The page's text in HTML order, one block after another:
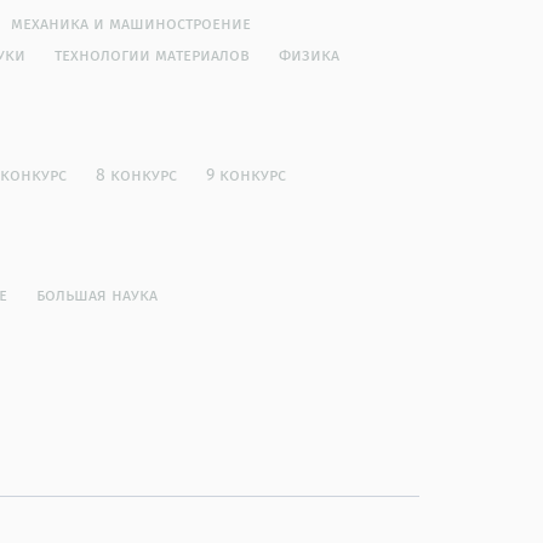
механика и машиностроение
технологии материалов
физика
8 конкурс
9 конкурс
большая наука